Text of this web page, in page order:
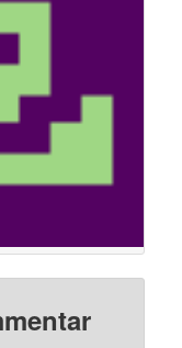
das Fest.
nur Fleisch,
Gemüse. Das